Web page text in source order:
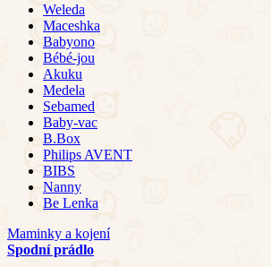
Weleda
Maceshka
Babyono
Bébé-jou
Akuku
Medela
Sebamed
Baby-vac
B.Box
Philips AVENT
BIBS
Nanny
Be Lenka
Maminky a kojení
Spodní prádlo